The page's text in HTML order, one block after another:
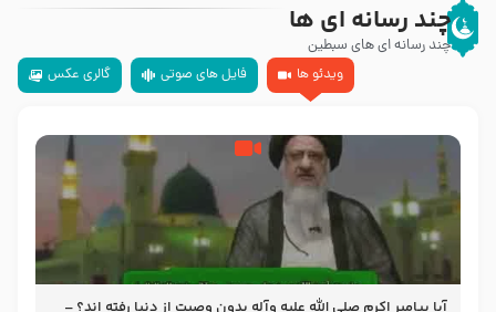
چند رسانه ای ها
چند رسانه ای های سبطین
ویدئو ها
فایل های صوتی گالری عکس
آیا پیامبر اکرم صلی الله علیه وآله بدون وصیت از دنیا رفته ‌اند؟ –